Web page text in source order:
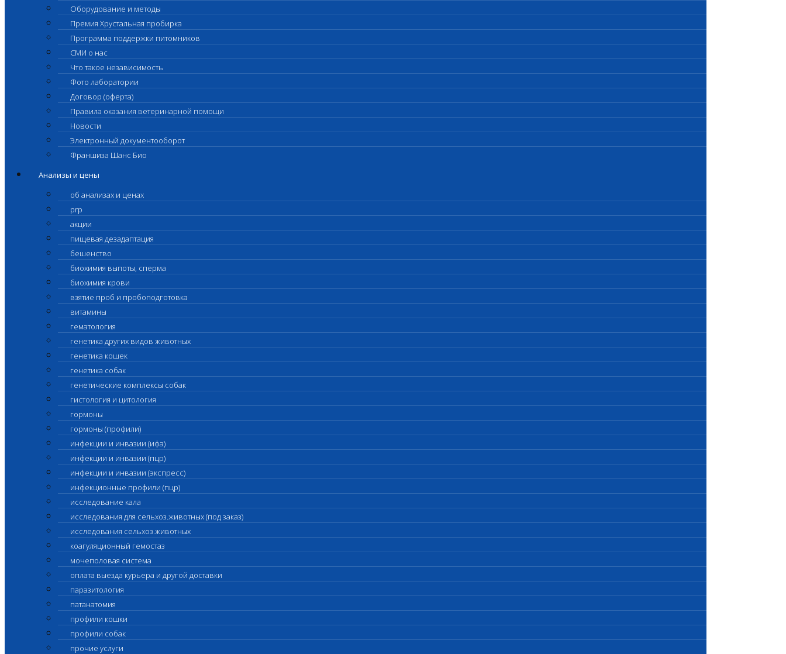
Оборудование и методы
Премия Хрустальная пробирка
Программа поддержки питомников
СМИ о нас
Что такое независимость
Фото лаборатории
Договор (оферта)
Правила оказания ветеринарной помощи
Новости
Электронный документооборот
Франшиза Шанс Био
Анализы и цены
об анализах и ценах
prp
акции
пищевая дезадаптация
бешенство
биохимия выпоты, сперма
биохимия крови
взятие проб и пробоподготовка
витамины
гематология
генетика других видов животных
генетика кошек
генетика собак
генетические комплексы собак
гистология и цитология
гормоны
гормоны (профили)
инфекции и инвазии (ифа)
инфекции и инвазии (пцр)
инфекции и инвазии (экспресс)
инфекционные профили (пцр)
исследование кала
исследования для сельхоз.животных (под заказ)
исследования сельхоз.животных
коагуляционный гемостаз
мочеполовая система
оплата выезда курьера и другой доставки
паразитология
патанатомия
профили кошки
профили собак
прочие услуги